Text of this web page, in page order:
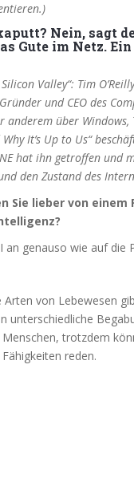
Nein, sagt
Gute im Netz.
Valley“: Tim
und CEO des
anderem über
Why It’s Up to Us“
hat ihn getroffen
den Zustand des
Sie lieber von
genauso wie auf die
Arten von Lebewesen
unterschiedliche
trotzdem
reden.